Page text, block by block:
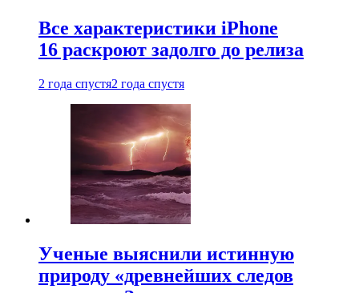
Все характеристики iPhone
16 раскроют задолго до релиза
2 года спустя2 года спустя
Ученые выяснили истинную
природу «древнейших следов